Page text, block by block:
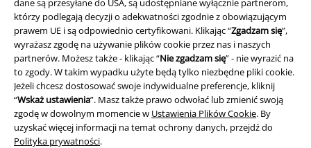
dane są przesyłane do USA, są udostępniane wyłącznie partnerom,
którzy podlegają decyzji o adekwatności zgodnie z obowiązującym
prawem UE i są odpowiednio certyfikowani. Klikając “Zgadzam się”,
wyrażasz zgodę na używanie plików cookie przez nas i naszych
partnerów. Możesz także - klikając “Nie zgadzam się” - nie wyrazić na
to zgody. W takim wypadku użyte będą tylko niezbędne pliki cookie.
Jeżeli chcesz dostosować swoje indywidualne preferencje, kliknij
“Wskaż ustawienia”. Masz także prawo odwołać lub zmienić swoją
zgodę w dowolnym momencie w Ustawienia Plików Cookie. By
uzyskać więcej informacji na temat ochrony danych, przejdź do
Polityka prywatności.
Regulamin
Dane firmy
Polityka prywatności
Unieszkodliwianie odpadów i ochrona środowiska
Deklaracja Zgodności